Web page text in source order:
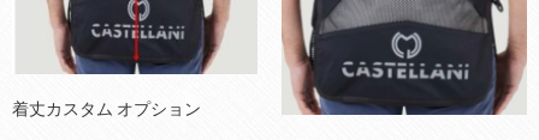
着丈カスタム オプション